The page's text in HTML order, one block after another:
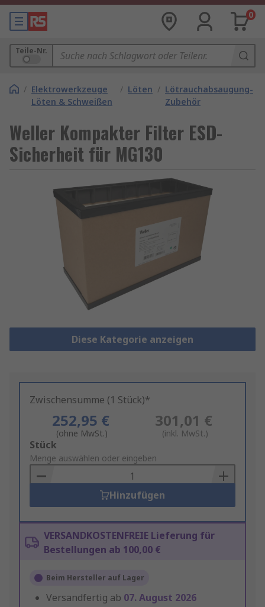
0
Teile-Nr.
/ Elektrowerkzeuge
Löten & Schweißen
/ Löten / Lötrauchabsaugung-
Zubehör
Weller Kompakter Filter ESD-
Sicherheit für MG130
Diese Kategorie anzeigen
Zwischensumme (1 Stück)*
252,95 €
(ohne MwSt.)
301,01 €
(inkl. MwSt.)
Add
to
Basket
Stück
Menge auswählen oder eingeben
Hinzufügen
VERSANDKOSTENFREIE Lieferung für
Bestellungen ab 100,00 €
Beim Hersteller auf Lager
Versandfertig ab 07. August 2026